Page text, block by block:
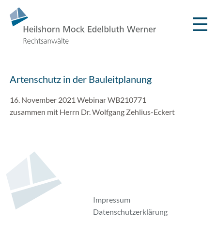
Artenschutz in der Bauleitplanung
16. November 2021 Webinar WB210771
zusammen mit Herrn Dr. Wolfgang Zehlius-Eckert
Impressum
Datenschutzerklärung